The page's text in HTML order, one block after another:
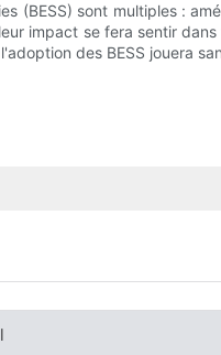
(BESS) sont multiples :
impact se fera sentir
des BESS jouera